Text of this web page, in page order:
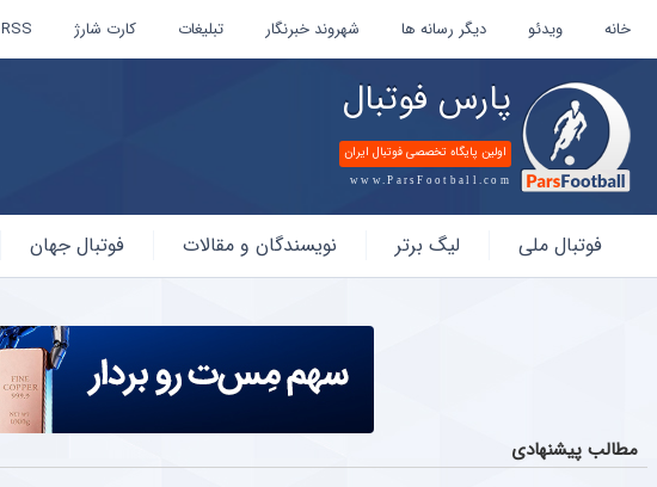
خانه ویدئو دیگر رسانه ها شهروند خبرنگار تبلیغات کارت شارژ RSS
پارس فوتبال
اولین پایگاه تخصصی فوتبال ایران
www.ParsFootball.com
فوتبال
فوتبال ملی لیگ برتر نویسندگان و مقالات فوتبال جهان
مطالب پیشنهادی